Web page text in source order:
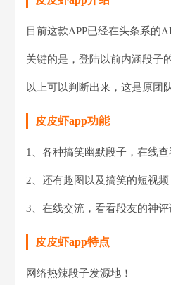
目前这款APP已经在头条系的
关键的是，登陆以前内涵段子
以上可以判断出来，这是原团
皮皮虾app功能
1、各种搞笑幽默段子，在线
2、还有趣图以及搞笑的短视
3、在线交流，看看段友的神评
皮皮虾app特点
网络热辣段子发源地！